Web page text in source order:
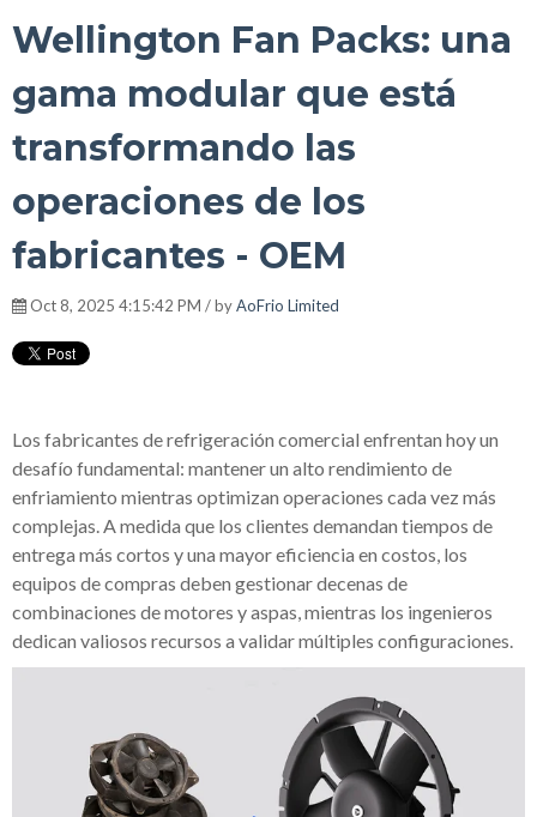
Wellington Fan Packs: una
gama modular que está
transformando las
operaciones de los
fabricantes - OEM
Oct 8, 2025 4:15:42 PM / byAoFrio Limited
Los fabricantes de refrigeración comercial enfrentan hoy un
desafío fundamental: mantener un alto rendimiento de
enfriamiento mientras optimizan operaciones cada vez más
complejas. A medida que los clientes demandan tiempos de
entrega más cortos y una mayor eficiencia en costos, los
equipos de compras deben gestionar decenas de
combinaciones de motores y aspas, mientras los ingenieros
dedican valiosos recursos a validar múltiples configuraciones.